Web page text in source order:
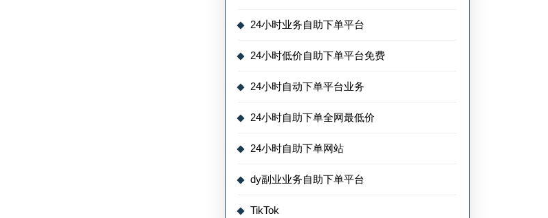
24小时业务自助下单平台
24小时低价自助下单平台免费
24小时自动下单平台业务
24小时自助下单全网最低价
24小时自助下单网站
dy副业业务自助下单平台
TikTok